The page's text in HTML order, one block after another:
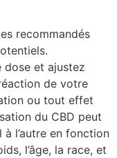
recommandés
dose et ajustez
de votre
ou tout effet
du CBD peut
à l’autre en fonction
l’âge, la race, et